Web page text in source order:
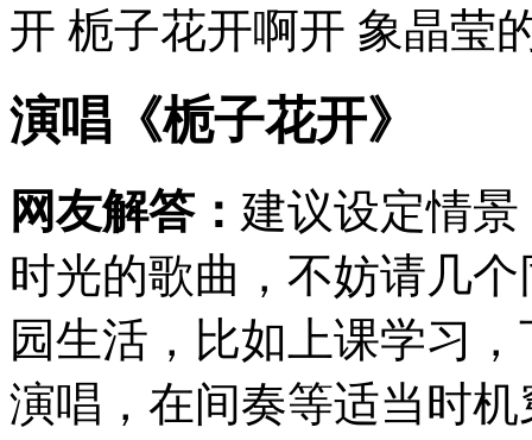
开 栀子花开啊开 象晶莹
演唱《栀子花开》
网友解答： 建议设定情
时光的歌曲，不妨请几
园生活，比如上课学习
演唱，在间奏等适当时